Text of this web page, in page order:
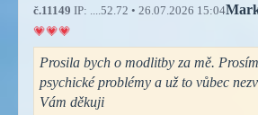
č.11149 IP: ....52.72 • 26.07.2026 15:04
Prosila bych o modlitby za mě.
psychické problémy a už to vůbec
Vám děkuji